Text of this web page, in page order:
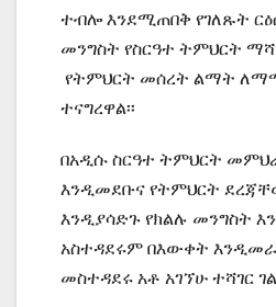
ተብሎ እንደሚጠበቅ የገለጹት
መንግስት የስርዓተ ትምህርት
የትምህርት መሰረት ልማት
ተናግረዋል፡፡
በአዲሱ ስርዓተ ትምህርት
እንዲመደቡና የትምህርት
እንዲያሳድጉ የክልሉ መንግስት
አስተዳደሩም በእውቀት እንዲመራ
መስተዳደሩ አቶ አገኘሁ ተሻገር